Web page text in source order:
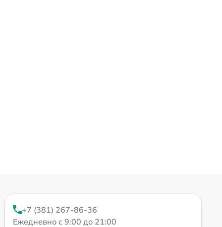
+7 (381) 267-86-36
Ежедневно с 9:00 до 21:00